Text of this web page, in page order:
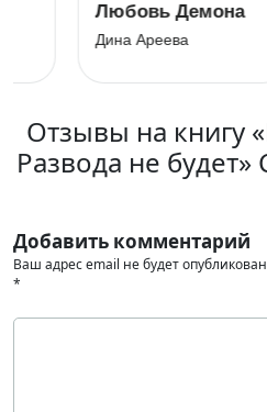
Любовь Демона
Дина Ареева
Отзывы на книгу
Развода не
Добавить комментарий
Ваш адрес email не будет
*